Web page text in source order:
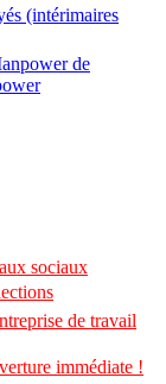
(intérimaires
de
sociaux
de travail
immédiate !